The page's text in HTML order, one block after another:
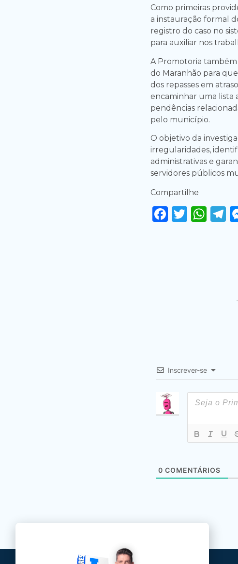
Como primeiras
a instauração formal
registro do caso no
para auxiliar nos
A Promotoria
do Maranhão para
dos repasses em
encaminhar uma lista
pendências
pelo município.
O objetivo da
irregularidades,
administrativas e
servidores públicos
Compartilhe
Inscrever-se
0 COMENTÁRIOS